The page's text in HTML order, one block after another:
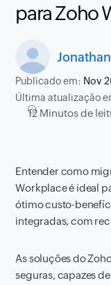
para Zoho
Jonathan
Publicado em: Nov
Última atualização
12 Minutos de
Entender como
Workplace é ideal
ótimo custo-
integradas, com
As soluções do
seguras, capazes